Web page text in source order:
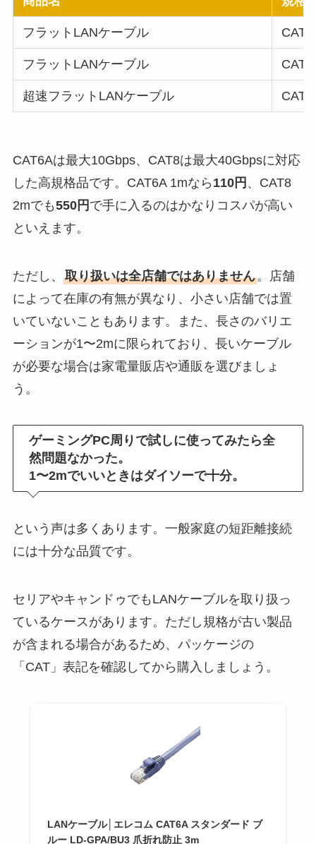
フラットLANケーブル
フラットLANケーブル
超速フラットLANケーブル CAT8
CAT6Aは最大10Gbps、CAT8は最大40Gbpsに対応
した高規格品です。CAT6A 1mなら 110円 、CAT8
2mでも550円 で手に入るのはかなりコスパが高い
といえます。
ただし、 取り扱いは全店舗ではありません。店舗
によって在庫の有無が異なり、小さい店舗では置
いていないこともあります。また、長さのバリエ
ーションが1〜2mに限られており、長いケーブル
が必要な場合は家電量販店や通販を選びましょ
う。
ゲーミングPC周りで試しに使ってみたら全
然問題なかった。
1〜2mでいいときはダイソーで十分。
という声は多くあります。一般家庭の短距離接続
には十分な品質です。
セリアやキャンドゥでもLANケーブルを取り扱っ
ているケースがあります。ただし規格が古い製品
が含まれる場合があるため、パッケージの
「CAT」表記を確認してから購入しましょう。
LANケーブル│エレコム CAT6A スタンダード ブ
ルー LD-GPA/BU3 爪折れ防止 3m